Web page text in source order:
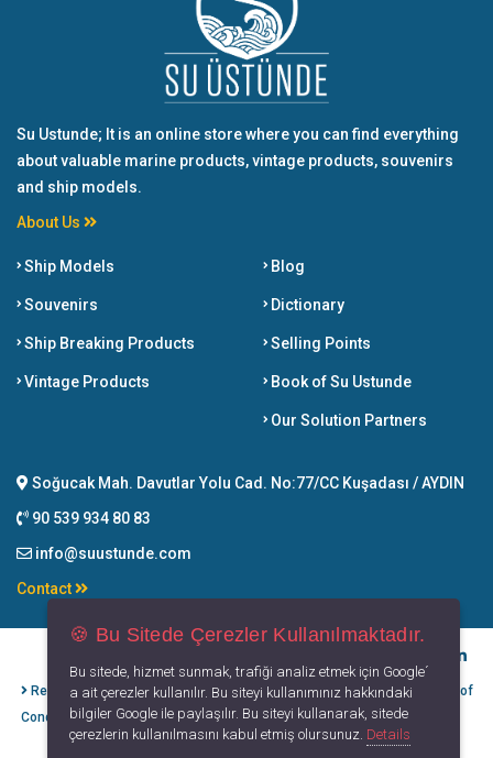
Su Ustunde; It is an online store where you can find everything
about valuable marine products, vintage products, souvenirs
and ship models.
About Us
Ship Models
Souvenirs
Ship Breaking Products
Vintage Products
Blog
Dictionary
Selling Points
Book of Su Ustunde
Our Solution Partners
Soğucak Mah. Davutlar Yolu Cad. No:77/CC Kuşadası / AYDIN
90 539 934 80 83
info@suustunde.com
Contact
Refund Cancellation
Conditions
Protection of
Personal Data
Privacy
Principles
Terms of
Use
🍪 Bu Sitede Çerezler Kullanılmaktadır.
Bu sitede, hizmet sunmak, trafiği analiz etmek için Google´
a ait çerezler kullanılır. Bu siteyi kullanımınız hakkındaki
bilgiler Google ile paylaşılır. Bu siteyi kullanarak, sitede
çerezlerin kullanılmasını kabul etmiş olursunuz. Details